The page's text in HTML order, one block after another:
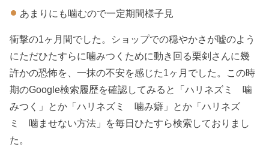
あまりにも噛むので一定期間様子見
衝撃の1ヶ月間でした。ショップでの穏やかさが嘘のよう
にただひたすらに噛みつくために動き回る栗剣さんに幾
許かの恐怖を、一抹の不安を感じた1ヶ月でした。この時
期のGoogle検索履歴を確認してみると「ハリネズミ 噛
みつく」とか「ハリネズミ 噛み癖」とか「ハリネズ
ミ 噛ませない方法」を毎日ひたすら検索しておりまし
た。